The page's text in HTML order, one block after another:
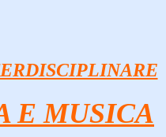
E MUSICA